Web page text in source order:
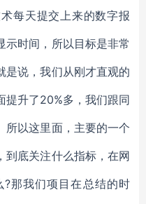
每天提交上来的数字报
示时间，所以目标是非常
是说，我们从刚才直观的
提升了20%多，我们跟同
所以这里面，主要的一个
到底关注什么指标，在网
那我们项目在总结的时